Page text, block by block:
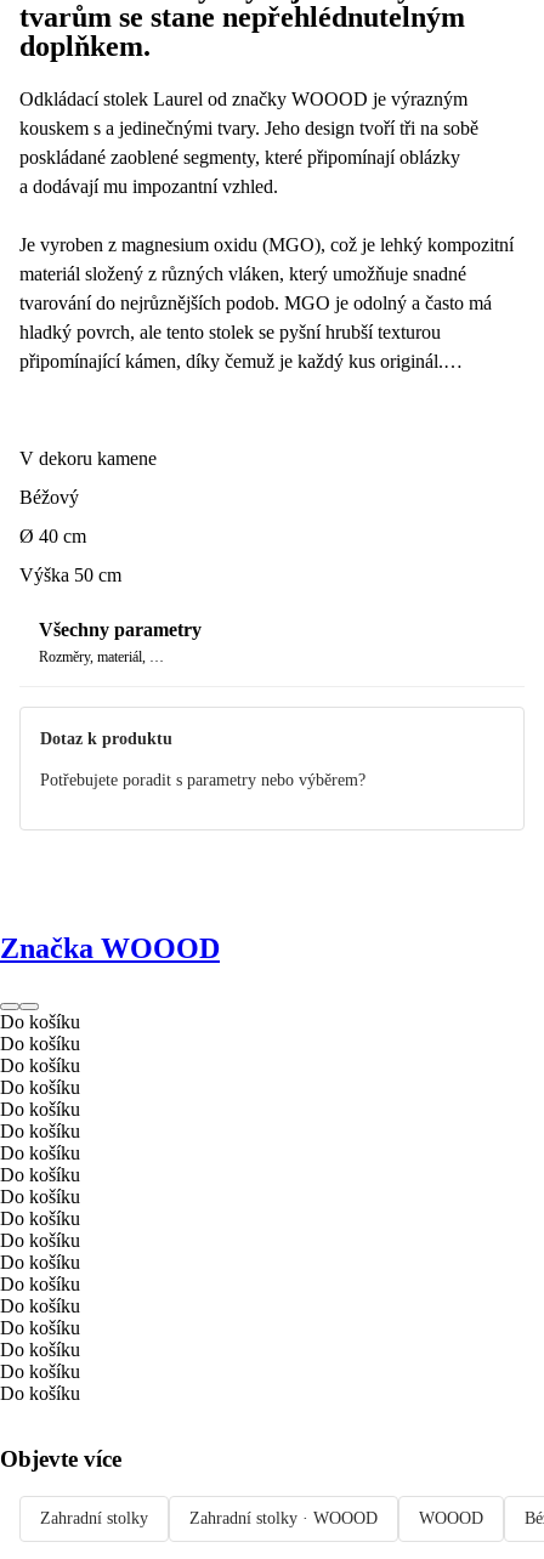
tvarům se stane nepřehlédnutelným
doplňkem.
Odkládací stolek Laurel od značky WOOOD je výrazným
kouskem s a jedinečnými tvary. Jeho design tvoří tři na sobě
poskládané zaoblené segmenty, které připomínají oblázky
a dodávají mu impozantní vzhled.
Je vyroben z magnesium oxidu (MGO), což je lehký kompozitní
materiál složený z různých vláken, který umožňuje snadné
tvarování do nejrůznějších podob. MGO je odolný a často má
hladký povrch, ale tento stolek se pyšní hrubší texturou
připomínající kámen, díky čemuž je každý kus originál.
noční stolek nebo jako výrazný dekorační prvek v obývacím
V dekoru kamene
Béžový
Ø 40 cm
Výška 50 cm
Všechny parametry
Rozměry, materiál, …
Dotaz k produktu
Potřebujete poradit s parametry nebo výběrem?
Značka WOOOD
Do košíku
Do košíku
Do košíku
Do košíku
Do košíku
Do košíku
Do košíku
Do košíku
Do košíku
Do košíku
Do košíku
Do košíku
Do košíku
Do košíku
Do košíku
Do košíku
Do košíku
Do košíku
Objevte více
Zahradní stolky Zahradní stolky · WOOOD WOOOD